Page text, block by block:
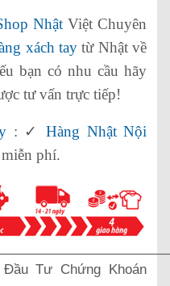
Nhật Việt Chuyên
xách tay từ Nhật về
bạn có nhu cầu hãy
tư vấn trực tiếp!
: ✓Hàng Nhật Nội
phí.
Tư Chứng Khoán